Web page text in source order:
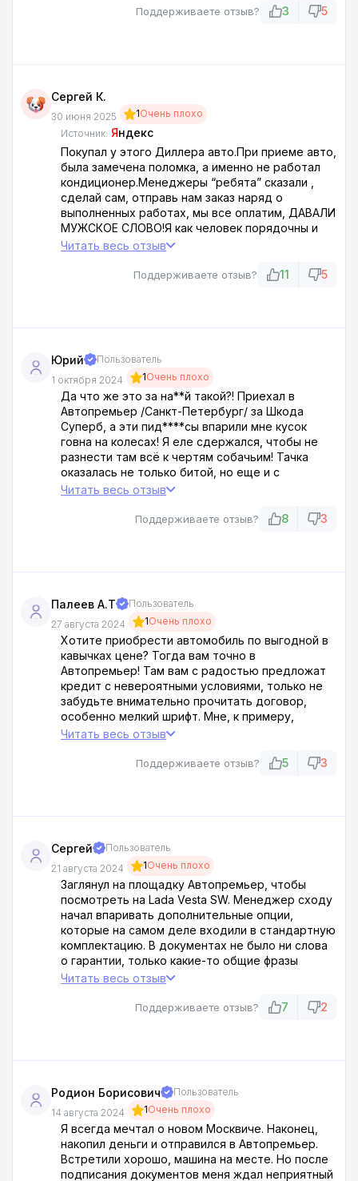
Поддерживаете отзыв? 3 5
Сергей К.
30 июня 2025 1Очень плохо
Источник: Яндекс
Покупал у этого Диллера авто.При приеме авто,
была замечена поломка, а именно не работал
кондиционер.Менеджеры “ребята” сказали ,
сделай сам, отправь нам заказ наряд о
выполненных работах, мы все оплатим, ДАВАЛИ
МУЖСКОЕ СЛОВО!Я как человек порядочны и
привыкший верить людям согласился.В итоге ,
дозвонился с другого номера.Сначала включали
не держат, что говорить про остальное!Всем
всех благ!!
Читать весь отзыв
Поддерживаете отзыв? 11 5
Юрий
Пользователь
1 октября 2024
1Очень плохо
Да что же это за на**й такой?! Приехал в
Автопремьер /Санкт-Петербург/ за Шкода
Суперб, а эти пид****сы впарили мне кусок
говна на колесах! Я еле сдержался, чтобы не
разнести там всё к чертям собачьим! Тачка
оказалась не только битой, но еще и с
поддельными доками. Эти ушлепки даже не
полезли с договором. Хорошо, что я послал их
Читать весь отзыв
Поддерживаете отзыв? 8 3
Палеев А.Т
Пользователь
27 августа 2024
1Очень плохо
Хотите приобрести автомобиль по выгодной в
кавычках цене? Тогда вам точно в
Автопремьер! Там вам с радостью предложат
кредит с невероятными условиями, только не
забудьте внимательно прочитать договор,
особенно мелкий шрифт. Мне, к примеру,
пришлось столкнуться со скрытой комиссией,
стоимости автомобиля. Я, конечно, не жадный,
Читать весь отзыв
Поддерживаете отзыв? 5 3
Сергей
Пользователь
21 августа 2024
1Очень плохо
Заглянул на площадку Автопремьер, чтобы
посмотреть на Lada Vesta SW. Менеджер сходу
начал впаривать дополнительные опции,
которые на самом деле входили в стандартную
комплектацию. В документах не было ни слова
о гарантии, только какие-то общие фразы
насчет состояния автомобиля и всё. Бред
кидалово! Не теряйте свое время и деньги в
Читать весь отзыв
Поддерживаете отзыв? 7 2
Родион Борисович
Пользователь
14 августа 2024
1Очень плохо
Я всегда мечтал о новом Москвиче. Наконец,
накопил деньги и отправился в Автопремьер.
Встретили хорошо, машина на месте. Но после
подписания документов меня ждал неприятный